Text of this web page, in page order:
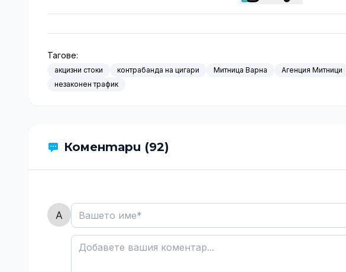
Тагове:
акцизни стоки контрабанда на цигари Митница Варна
Агенция Митници
незаконен трафик
Коментари (92)